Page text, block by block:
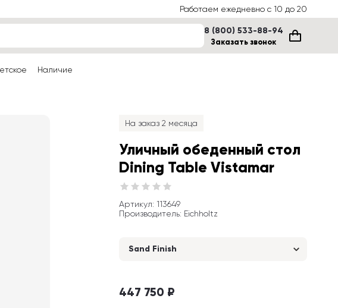
Работаем ежедневно с 10 до 20
8 (800) 533-88-94
Заказать звонок
Наличие
На заказ 2 месяца
Уличный обеденный стол
Dining Table Vistamar
Артикул: 113649
Производитель: Eichholtz
Sand Finish
447 750 ₽